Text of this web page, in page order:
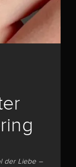
der Liebe –